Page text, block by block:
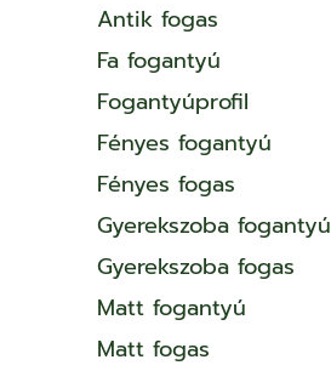
Antik fogas
Fa fogantyú
Fogantyúprofil
Fényes fogantyú
Fényes fogas
Gyerekszoba fogantyú
Gyerekszoba fogas
Matt fogantyú
Matt fogas